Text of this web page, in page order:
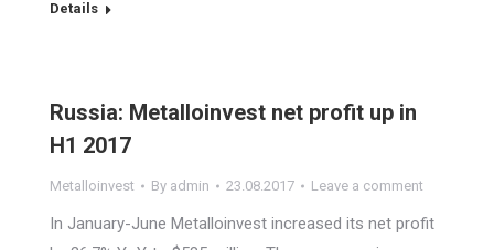
Details
Russia: Metalloinvest net profit up in
H1 2017
Metalloinvest By admin 23.08.2017 Leave a comment
In January-June Metalloinvest increased its net profit